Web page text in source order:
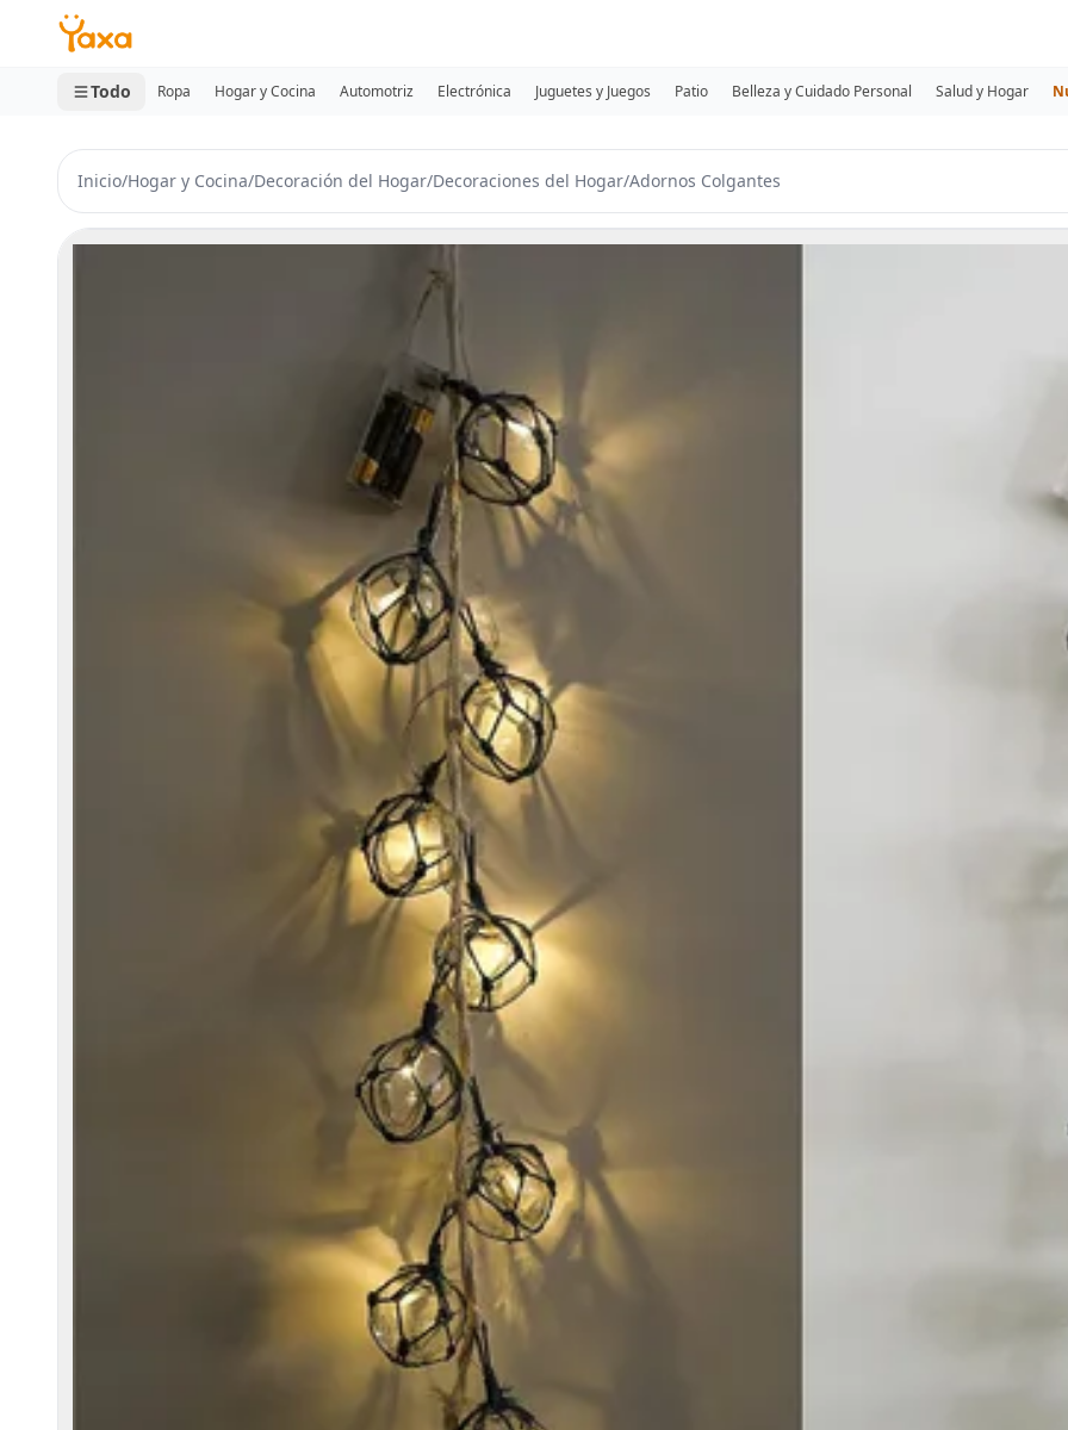
MINI CARRITO
0 productos
Todo Ropa Hogar y Cocina Automotriz Electrónica Juguetes y Juegos Patio Belleza y Cuidado Personal Salud y Hogar
Inicio/Hogar y Cocina/Decoración del Hogar/Decoraciones del Hogar/Adornos Colgantes